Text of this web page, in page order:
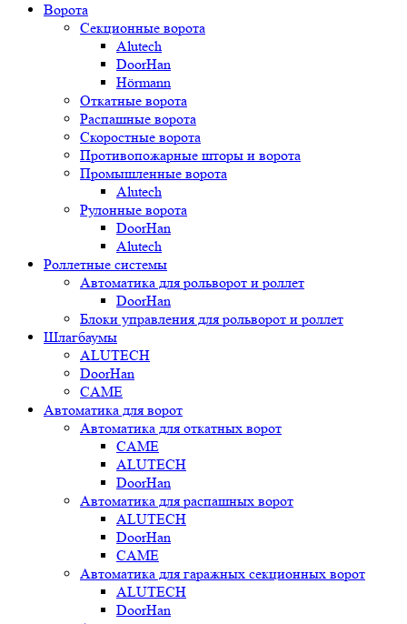
Ворота
Секционные ворота
Alutech
DoorHan
Hörmann
Откатные ворота
Распашные ворота
Скоростные ворота
Противопожарные шторы и ворота
Промышленные ворота
Alutech
Рулонные ворота
DoorHan
Alutech
Роллетные системы
Автоматика для рольворот и роллет
DoorHan
Блоки управления для рольворот и роллет
Шлагбаумы
ALUTECH
DoorHan
CAME
Автоматика для ворот
Автоматика для откатных ворот
CAME
ALUTECH
DoorHan
Автоматика для распашных ворот
ALUTECH
DoorHan
CAME
Автоматика для гаражных секционных ворот
ALUTECH
DoorHan